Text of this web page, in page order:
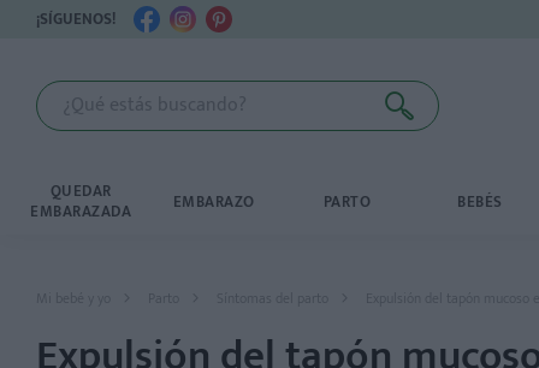
¡SÍGUENOS!
QUEDAR
EMBARAZADA EMBARAZO PARTO BEBÉS
Mi bebé y yo Parto Síntomas del parto Expulsión del tapón mucoso